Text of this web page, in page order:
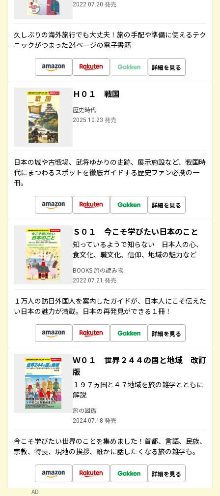
2022.07.20 発売
久しぶりの海外旅行でも大丈夫！旅の手配や準備に使えるテク
ニックがつまった24ページの電子書籍
詳細を見る
Ｈ０１ 戦国
歴史時代
2025.10.23 発売
日本の城や古戦場、武将ゆかりの史跡、展示施設など、戦国時
代にまつわるスポットを徹底ガイドする歴史ファン必携の一
冊。
詳細を見る
Ｓ０１ 今こそ学びたい日本のこと
知っているようで知らない 日本人の心、
食文化、職文化、信仰、地域の魅力など
BOOKS 旅の読み物
2022.07.21 発売
１万人の訪日外国人を案内したガイドが、日本人にこそ伝えた
い日本の魅力が満載。日本の再発見ができる１冊！
詳細を見る
Ｗ０１ 世界２４４の国と地域 改訂
版
１９７ヵ国と４７地域を旅の雑学とともに
解説
旅の図鑑
2024.07.18 発売
今こそ学びたい世界のことを集めました！首都、言語、民族、
宗教、特長、現地の挨拶、誰かに話したくなる旅の雑学も。
詳細を見る
AD